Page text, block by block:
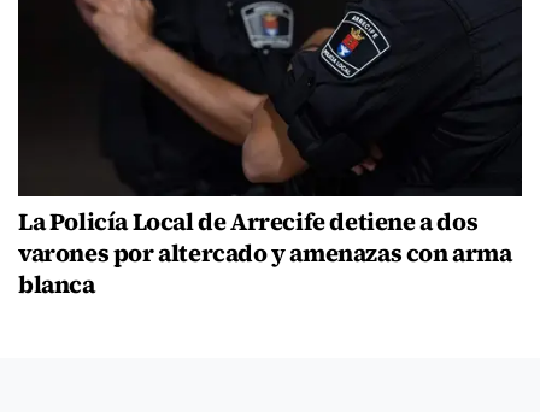
La Policía Local de Arrecife detiene a dos
varones por altercado y amenazas con arma
blanca